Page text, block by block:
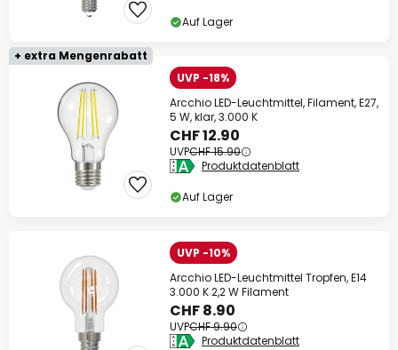
Auf Lager
+ extra Mengenrabatt
UVP -18%
Arcchio LED-Leuchtmittel, Filament, E27,
5 W, klar, 3.000 K
CHF 12.90
UVPCHF 15.90
Produktdatenblatt
Auf Lager
UVP -10%
Arcchio LED-Leuchtmittel Tropfen, E14
3.000 K 2,2 W Filament
CHF 8.90
UVPCHF 9.90
Produktdatenblatt